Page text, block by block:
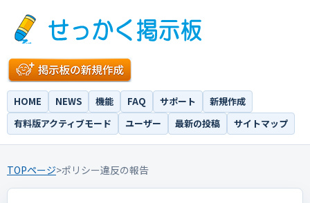
HOME NEWS 機能 FAQ サポート
新規作成
有料版アクティブモード
ユーザー 最新の投稿 サイトマップ
TOPページ>ポリシー違反の報告